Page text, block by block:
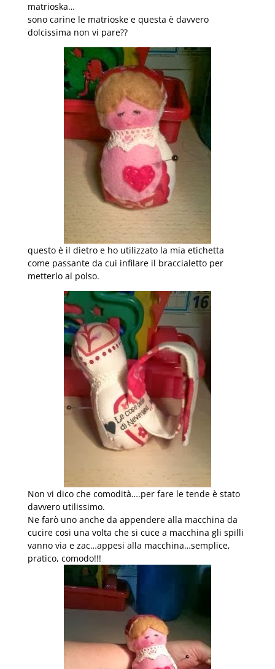
matrioska…
sono carine le matrioske e questa è davvero
dolcissima non vi pare??
questo è il dietro e ho utilizzato la mia etichetta
come passante da cui infilare il braccialetto per
metterlo al polso.
Non vi dico che comodità….per fare le tende è stato
davvero utilissimo.
Ne farò uno anche da appendere alla macchina da
cucire cosi una volta che si cuce a macchina gli spilli
vanno via e zac…appesi alla macchina…semplice,
pratico, comodo!!!